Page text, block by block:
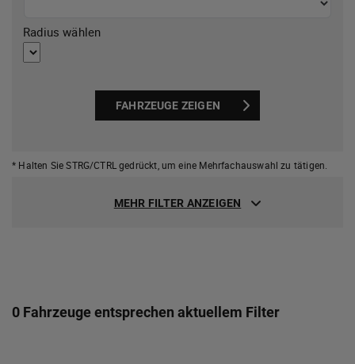
Radius wählen
FAHRZEUGE ZEIGEN
* Halten Sie STRG/CTRL gedrückt, um eine Mehrfachauswahl zu tätigen.
MEHR FILTER ANZEIGEN
0 Fahrzeuge entsprechen aktuellem Filter